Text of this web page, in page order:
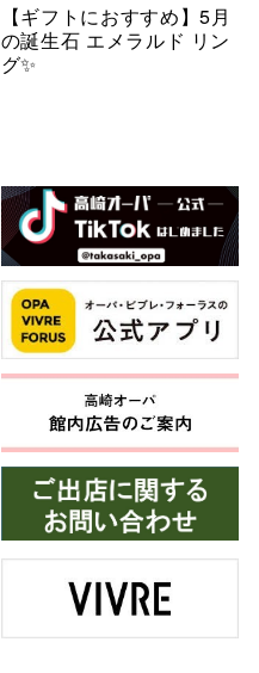
【ギフトにおすすめ】5月
の誕生石 エメラルド リン
グ✨